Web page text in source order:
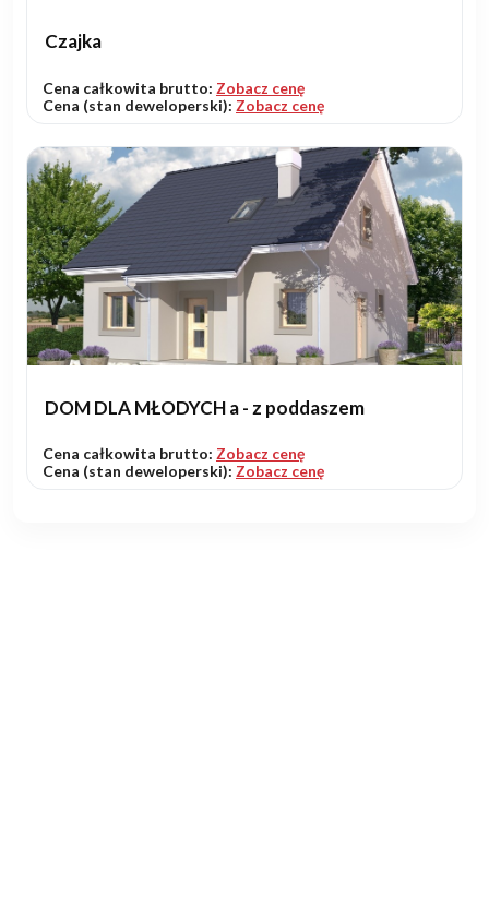
Czajka
Cena całkowita brutto: Zobacz cenę
Cena (stan deweloperski): Zobacz cenę
DOM DLA MŁODYCH a - z poddaszem
Cena całkowita brutto: Zobacz cenę
Cena (stan deweloperski): Zobacz cenę